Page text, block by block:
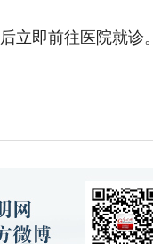
后立即前往医院就诊。